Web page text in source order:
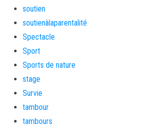
soutien
soutienàlaparentalité
Spectacle
Sport
Sports de nature
stage
Survie
tambour
tambours